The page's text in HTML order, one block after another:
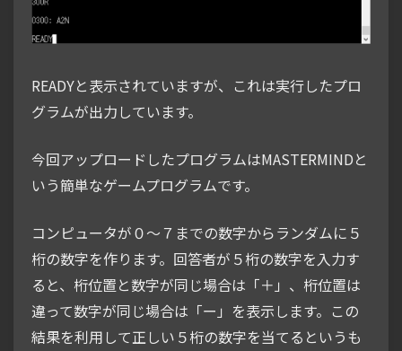
READYと表示されていますが、これは実行したプロ
グラムが出力しています。
今回アップロードしたプログラムはMASTERMINDと
いう簡単なゲームプログラムです。
コンピュータが０～７までの数字からランダムに５
桁の数字を作ります。回答者が５桁の数字を入力す
ると、桁位置と数字が同じ場合は「＋」、桁位置は
違って数字が同じ場合は「ー」を表示します。この
結果を利用して正しい５桁の数字を当てるというも